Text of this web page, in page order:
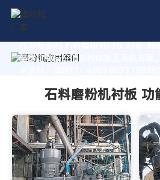
作为专业的 石料磨粉机衬板 功能 制
量身定制高价值的粉体加工系统方案
石料磨粉机衬板 功